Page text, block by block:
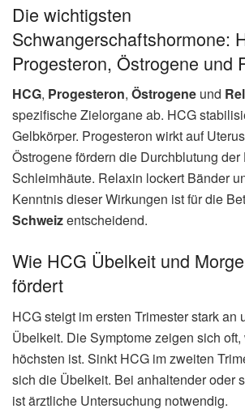
Die wichtigsten
Schwangerschaftshormone:
Progesteron, Östrogene und
HCG, Progesteron, Östrogene und
spezifische Zielorgane ab. HCG
Gelbkörper. Progesteron wirkt auf
Östrogene fördern die Durchblutung der
Schleimhäute. Relaxin lockert Bänder
Kenntnis dieser Wirkungen ist für die
Schweizentscheidend.
Wie HCG Übelkeit und
fördert
HCG steigt im ersten Trimester stark an
Übelkeit. Die Symptome zeigen sich
höchsten ist. Sinkt HCG im zweiten
sich die Übelkeit. Bei anhaltender oder
ist ärztliche Untersuchung notwendig.